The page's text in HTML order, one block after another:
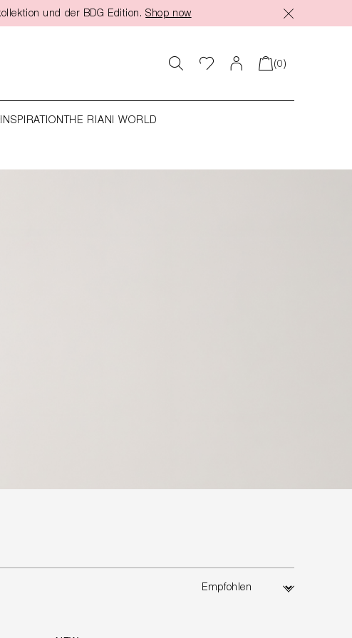
und der BDG Edition. Shop now
(0)
INSPIRATION THE RIANI WORLD